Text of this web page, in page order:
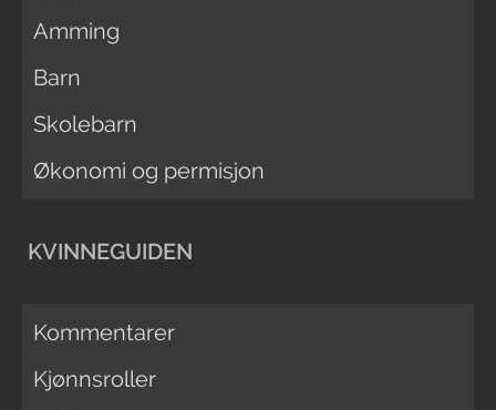
Amming
Barn
Skolebarn
Økonomi og permisjon
KVINNEGUIDEN
Kommentarer
Kjønnsroller